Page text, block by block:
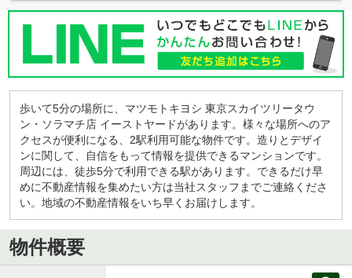
歩いて5分の場所に、マツモトキヨシ 東京スカイツリータウ
ン・ソラマチ店 イーストヤードがあります。様々な場所へのア
クセスが便利になる、2駅利用可能な物件です。造りとデザイ
ンに関して、自信をもって情報を提供できるマンションです。
周辺には、徒歩5分で利用できる駅があります。できるだけ早
めに不動産情報を集めたい方は当社スタッフまでご連絡くださ
い。地域の不動産情報をいち早くお届けします。
物件概要